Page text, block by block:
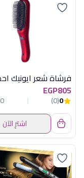
EGP805
0
(0)
0 تم البيع
اشترِ الآن